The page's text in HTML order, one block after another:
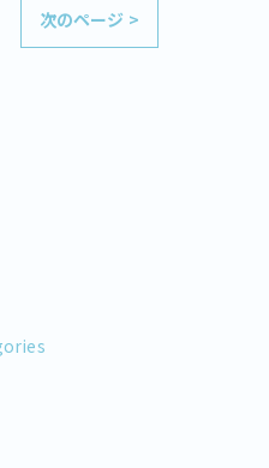
次のページ >